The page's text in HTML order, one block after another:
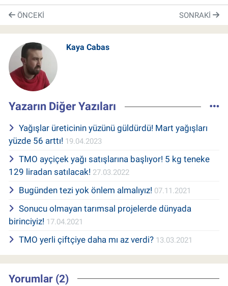
ÖNCEKI SONRAKI
Kaya Cabas
Yazarın Diğer Yazıları
Yağışlar üreticinin yüzünü güldürdü! Mart yağışları
yüzde 56 arttı! 19.04.2023
TMO ayçiçek yağı satışlarına başlıyor! 5 kg teneke
129 liradan satılacak! 27.03.2022
Bugünden tezi yok önlem almalıyız! 07.11.2021
Sonucu olmayan tarımsal projelerde dünyada
birinciyiz! 17.04.2021
TMO yerli çiftçiye daha mı az verdi? 13.03.2021
Yorumlar (2)